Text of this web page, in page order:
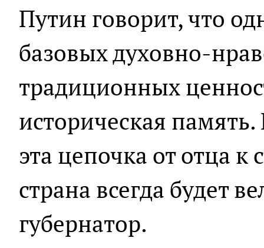
Путин говорит, что
базовых духовно-
традиционных
историческая
эта цепочка от отца
страна всегда будет
губернатор.